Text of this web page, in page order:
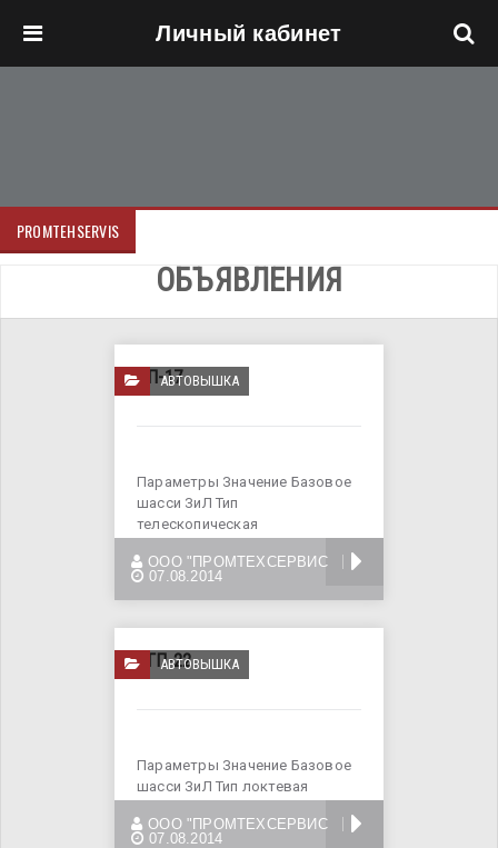
Личный кабинет
PROMTEHSERVIS
ОБЪЯВЛЕНИЯ
АВТОВЫШКА
АП-17
Параметры Значение Базовое
шасси ЗиЛ Тип
телескопическая
подъема
ООО "ПРОМТЕХСЕРВИС
07.08.2014
АВТОВЫШКА
АГП-22
Параметры Значение Базовое
шасси ЗиЛ Тип локтевая
подъема
ООО "ПРОМТЕХСЕРВИС
07.08.2014